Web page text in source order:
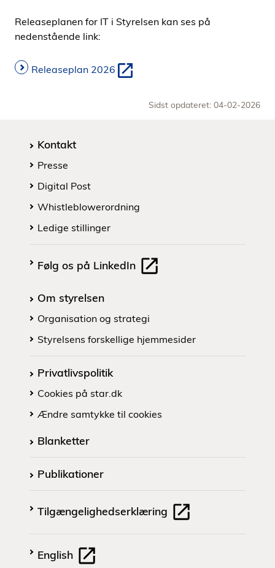
Releaseplanen for IT i Styrelsen kan ses på
nedenstående link:
Releaseplan 2026
Sidst opdateret: 04-02-2026
Kontakt
Presse
Digital Post
Whistleblowerordning
Ledige stillinger
Følg os på LinkedIn
Om styrelsen
Organisation og strategi
Styrelsens forskellige hjemmesider
Privatlivspolitik
Cookies på star.dk
Ændre samtykke til cookies
Blanketter
Publikationer
Tilgængelighedserklæring
English